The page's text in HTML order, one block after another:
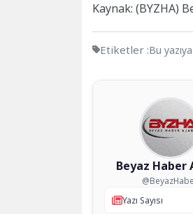
Kaynak: (BYZHA)
Etiketler :Bu
Beyaz Haber
Yazı Sayısı